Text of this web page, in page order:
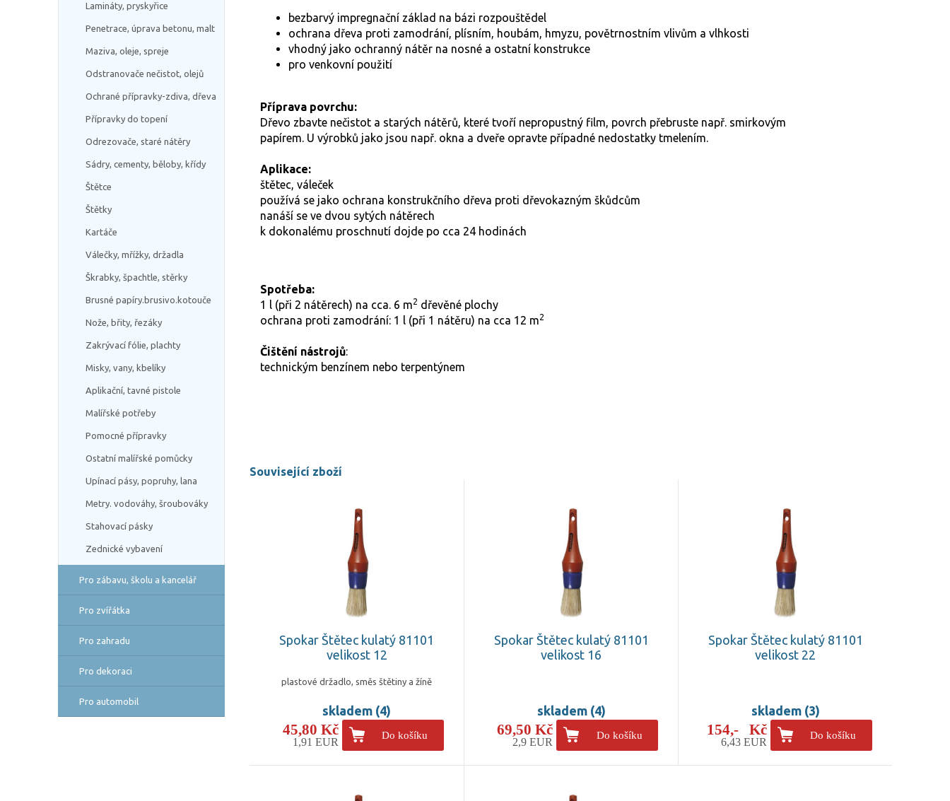
Lamináty, pryskyřice
Penetrace, úprava betonu, malt
Maziva, oleje, spreje
Odstranovače nečistot, olejů
Ochrané přípravky-zdiva, dřeva
Přípravky do topení
Odrezovače, staré nátěry
Sádry, cementy, běloby, křídy
Štětce
Štětky
Kartáče
Válečky, mřížky, držadla
Škrabky, špachtle, stěrky
Brusné papíry.brusivo.kotouče
Nože, břity, řezáky
Zakrývací fólie, plachty
Misky, vany, kbelíky
Aplikační, tavné pistole
Malířské potřeby
Pomocné přípravky
Ostatní malířské pomůcky
Upínací pásy, popruhy, lana
Metry. vodováhy, šroubováky
Stahovací pásky
Zednické vybavení
Pro zábavu, školu a kancelář
Pro zvířátka
Pro zahradu
Pro dekoraci
Pro automobil
bezbarvý impregnační základ na bázi rozpouštědel
ochrana dřeva proti zamodrání, plísním, houbám, hmyzu, povětrnostním vlivům a vlhkosti
vhodný jako ochranný nátěr na nosné a ostatní konstrukce
pro venkovní použití
Příprava povrchu:
Dřevo zbavte nečistot a starých nátěrů, které tvoří nepropustný film, povrch přebruste např. smirkovým
papírem. U výrobků jako jsou např. okna a dveře opravte případné nedostatky tmelením.
Aplikace:
štětec, váleček
používá se jako ochrana konstrukčního dřeva proti dřevokazným škůdcům
nanáší se ve dvou sytých nátěrech
k dokonalému proschnutí dojde po cca 24 hodinách
Spotřeba:
1 l (při 2 nátěrech) na cca. 6 m2 dřevěné plochy
ochrana proti zamodrání: 1 l (při 1 nátěru) na cca 12 m2
Čištění nástrojů:
technickým benzínem nebo terpentýnem
Související zboží
Spokar Štětec kulatý 81101
velikost 12
plastové držadlo, směs štětiny a žíně
skladem (4)
45,80 Kč
1,91 EUR
Do košíku
Spokar Štětec kulatý 81101
velikost 16
skladem (4)
69,50 Kč
2,9 EUR
Do košíku
Spokar Štětec kulatý 81101
velikost 22
skladem (3)
154,- Kč
6,43 EUR
Do košíku